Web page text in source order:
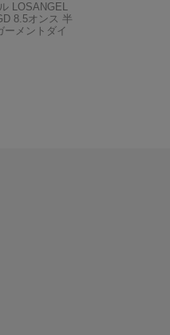
LOSANGEL
8.5オンス 半
ーメントダイ